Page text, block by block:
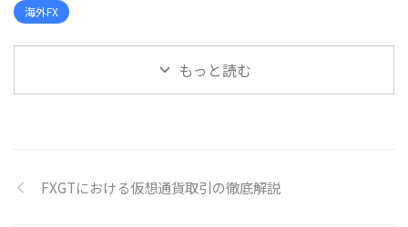
海外FX
もっと読む
FXGTにおける仮想通貨取引の徹底解説